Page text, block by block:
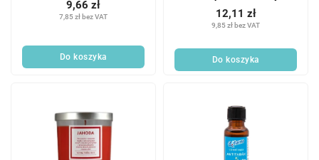
7,85 zł bez VAT
9,66 zł
Do koszyka
9,85 zł bez VAT
12,11 zł
Do koszyka